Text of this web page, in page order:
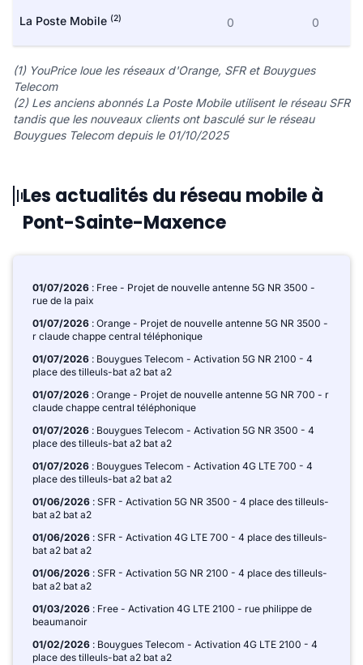
La Poste Mobile (2) 0 0
(1) YouPrice loue les réseaux d'Orange, SFR et Bouygues
Telecom
(2) Les anciens abonnés La Poste Mobile utilisent le réseau SFR
tandis que les nouveaux clients ont basculé sur le réseau
Bouygues Telecom depuis le 01/10/2025
Les actualités du réseau mobile à
Pont-Sainte-Maxence
01/07/2026 : Free - Projet de nouvelle antenne 5G NR 3500 -
rue de la paix
01/07/2026 : Orange - Projet de nouvelle antenne 5G NR 3500 -
r claude chappe central téléphonique
01/07/2026 : Bouygues Telecom - Activation 5G NR 2100 - 4
place des tilleuls-bat a2 bat a2
01/07/2026 : Orange - Projet de nouvelle antenne 5G NR 700 - r
claude chappe central téléphonique
01/07/2026 : Bouygues Telecom - Activation 5G NR 3500 - 4
place des tilleuls-bat a2 bat a2
01/07/2026 : Bouygues Telecom - Activation 4G LTE 700 - 4
place des tilleuls-bat a2 bat a2
01/06/2026 : SFR - Activation 5G NR 3500 - 4 place des tilleuls-
bat a2 bat a2
01/06/2026 : SFR - Activation 4G LTE 700 - 4 place des tilleuls-
bat a2 bat a2
01/06/2026 : SFR - Activation 5G NR 2100 - 4 place des tilleuls-
bat a2 bat a2
01/03/2026 : Free - Activation 4G LTE 2100 - rue philippe de
beaumanoir
01/02/2026 : Bouygues Telecom - Activation 4G LTE 2100 - 4
place des tilleuls-bat a2 bat a2